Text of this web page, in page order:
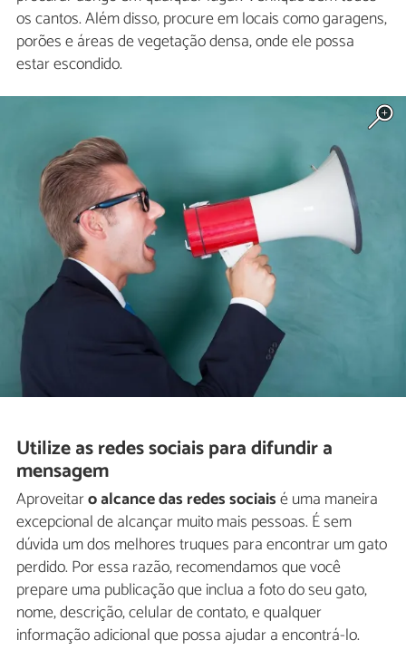
os cantos. Além disso, procure em locais como garagens,
porões e áreas de vegetação densa, onde ele possa
estar escondido.
Utilize as redes sociais para difundir a
mensagem
Aproveitaro alcance das redes sociaisé uma maneira
excepcional de alcançar muito mais pessoas. É sem
dúvida um dos melhores truques para encontrar um gato
perdido. Por essa razão, recomendamos que você
prepare uma publicação que inclua a foto do seu gato,
nome, descrição, celular de contato, e qualquer
informação adicional que possa ajudar a encontrá-lo.